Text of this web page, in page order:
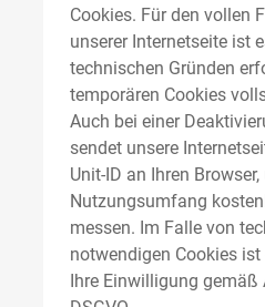
Cookies. Für den vollen
unserer Internetseite ist
technischen Gründen
temporären Cookies
Auch bei einer
sendet unsere
Unit-ID an Ihren
Nutzungsumfang
messen. Im Falle von
notwendigen Cookies
Ihre Einwilligung gemäß